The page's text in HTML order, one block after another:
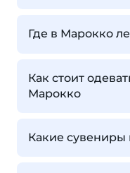
Где в Марокко
Как стоит
Марокко
Какие сувениры